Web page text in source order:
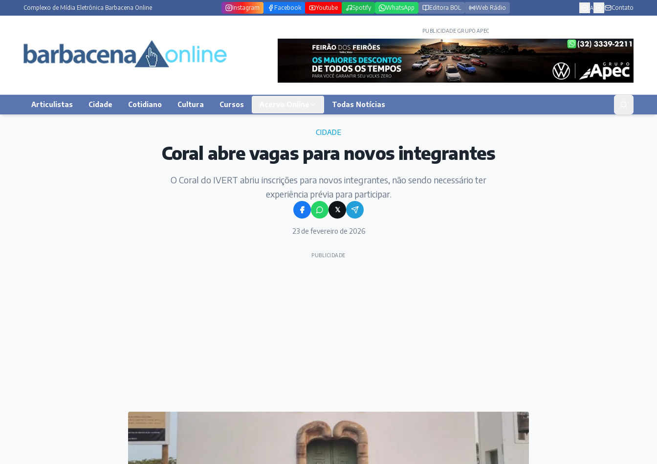
Complexo de Mídia Eletrônica Barbacena Online Instagram Facebook Youtube Spotify WhatsApp Editora BOL Web Rádio A Contato
PUBLICIDADE GRUPO APEC
Articulistas Cidade Cotidiano Cultura Cursos Todas Notícias
CIDADE
Coral abre vagas para novos integrantes
O Coral do IVERT abriu inscrições para novos integrantes, não sendo necessário ter
experiência prévia para participar.
𝕏
23 de fevereiro de 2026
PUBLICIDADE